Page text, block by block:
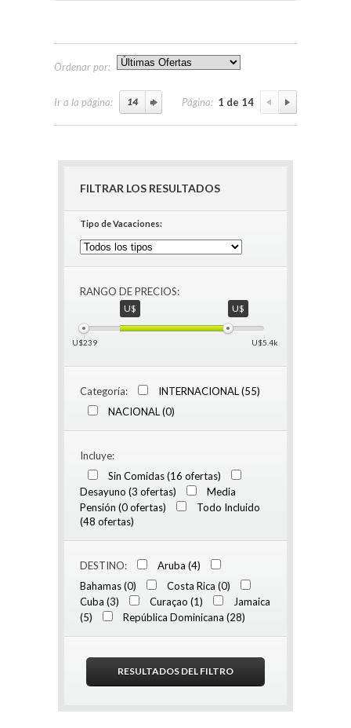
Ordenar por:
Ir a la página: Página: 1 de 14
FILTRAR LOS RESULTADOS
Tipo de Vacaciones:
RANGO DE PRECIOS:
U$ U$
U$239 U$5.4k
Categoría:
INTERNACIONAL (55)
NACIONAL (0)
Incluye:
Sin Comidas (16 ofertas)
Desayuno (3 ofertas)
Media
Pensión (0 ofertas)
Todo Incluido
(48 ofertas)
DESTINO:
Aruba (4)
Bahamas (0)
Costa Rica (0)
Cuba (3)
Curaçao (1)
Jamaica
(5)
República Dominicana (28)